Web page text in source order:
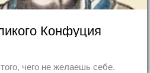
Конфуция
чего не желаешь себе.